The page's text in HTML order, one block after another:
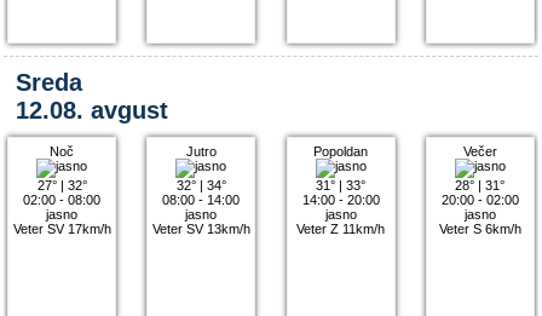
Sreda
12.08. avgust
Noč
27°| 32°
02:00 - 08:00
jasno
Veter SV 17km/h
Jutro
32°| 34°
08:00 - 14:00
jasno
Veter SV 13km/h
Popoldan
31° |33°
14:00 - 20:00
jasno
Veter Z 11km/h
Večer
28° |31°
20:00 - 02:00
jasno
Veter S 6km/h